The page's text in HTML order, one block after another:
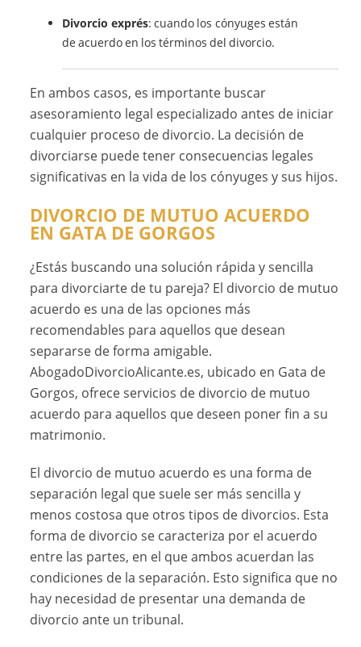
Divorcio exprés: cuando los cónyuges están
de acuerdo en los términos del divorcio.
En ambos casos, es importante buscar
asesoramiento legal especializado antes de iniciar
cualquier proceso de divorcio. La decisión de
divorciarse puede tener consecuencias legales
significativas en la vida de los cónyuges y sus hijos.
DIVORCIO DE MUTUO ACUERDO
EN GATA DE GORGOS
¿Estás buscando una solución rápida y sencilla
para divorciarte de tu pareja? El divorcio de mutuo
acuerdo es una de las opciones más
recomendables para aquellos que desean
separarse de forma amigable.
AbogadoDivorcioAlicante.es, ubicado en Gata de
Gorgos, ofrece servicios de divorcio de mutuo
acuerdo para aquellos que deseen poner fin a su
matrimonio.
El divorcio de mutuo acuerdo es una forma de
separación legal que suele ser más sencilla y
menos costosa que otros tipos de divorcios. Esta
forma de divorcio se caracteriza por el acuerdo
entre las partes, en el que ambos acuerdan las
condiciones de la separación. Esto significa que no
hay necesidad de presentar una demanda de
divorcio ante un tribunal.